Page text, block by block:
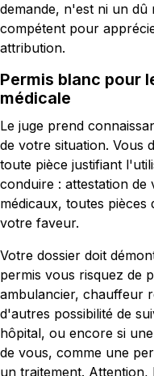
demande, n'est ni un dû
compétent pour
attribution.
Permis blanc pour
médicale
Le juge prend
de votre situation. Vous
toute pièce justifiant
conduire : attestation
médicaux, toutes
votre faveur.
Votre dossier doit
permis vous risquez de
ambulancier, chauffeur
d'autres possibilité de
hôpital, ou encore si
de vous, comme une
un traitement.